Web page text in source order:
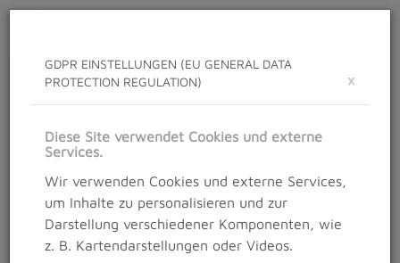
PROFI-ATHLETINNEN
Bewirb dich als Profi-Athlet/In
Wir freuen uns sehr, wennProfi-AthletInnen (und jene
AthletInnen mit großen Leistungsambitionen)
beim Salzburg Trailrunning Festival starten wollen. Vor
allem auch junge und motivierte
GDPR EINSTELLUNGEN (EU GENERAL DATA
PROTECTION REGULATION)
×
Diese Site verwendet Cookies und externe
Services.
Wir verwenden Cookies und externe Services,
um Inhalte zu personalisieren und zur
Darstellung verschiedener Komponenten, wie
z. B. Kartendarstellungen oder Videos.